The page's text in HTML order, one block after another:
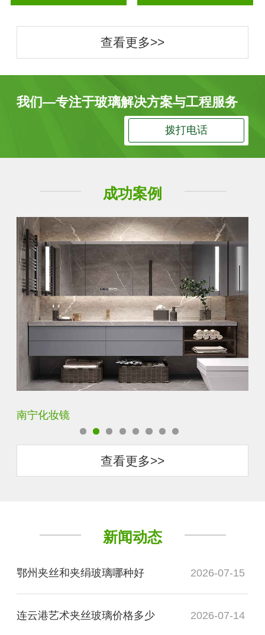
查看更多>>
我们—专注于玻璃解决方案与工程服务
拨打电话
成功案例
商丘智能卫浴镜
查看更多>>
新闻动态
鄂州夹丝和夹绢玻璃哪种好 2026-07-15
连云港艺术夹丝玻璃价格多少 2026-07-14